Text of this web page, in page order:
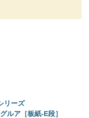
ーズ
ルア［板紙-E段］